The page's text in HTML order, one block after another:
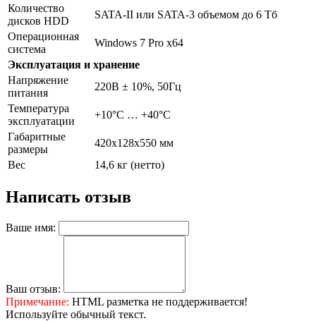
Количество
дисков HDD
SATA-II или SATA-3 объемом до 6 Тб
Операционная
система
Windows 7 Pro x64
Эксплуатация и хранение
Напряжение
питания
220В ± 10%, 50Гц
Температура
эксплуатации
+10°С … +40°С
Габаритные
размеры
420х128х550 мм
Вес
14,6 кг (нетто)
Написать отзыв
Ваше имя:
Ваш отзыв:
Примечание: HTML разметка не поддерживается!
Используйте обычный текст.